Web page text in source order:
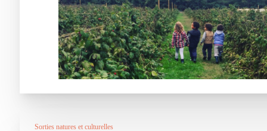
Sorties natures et culturelles